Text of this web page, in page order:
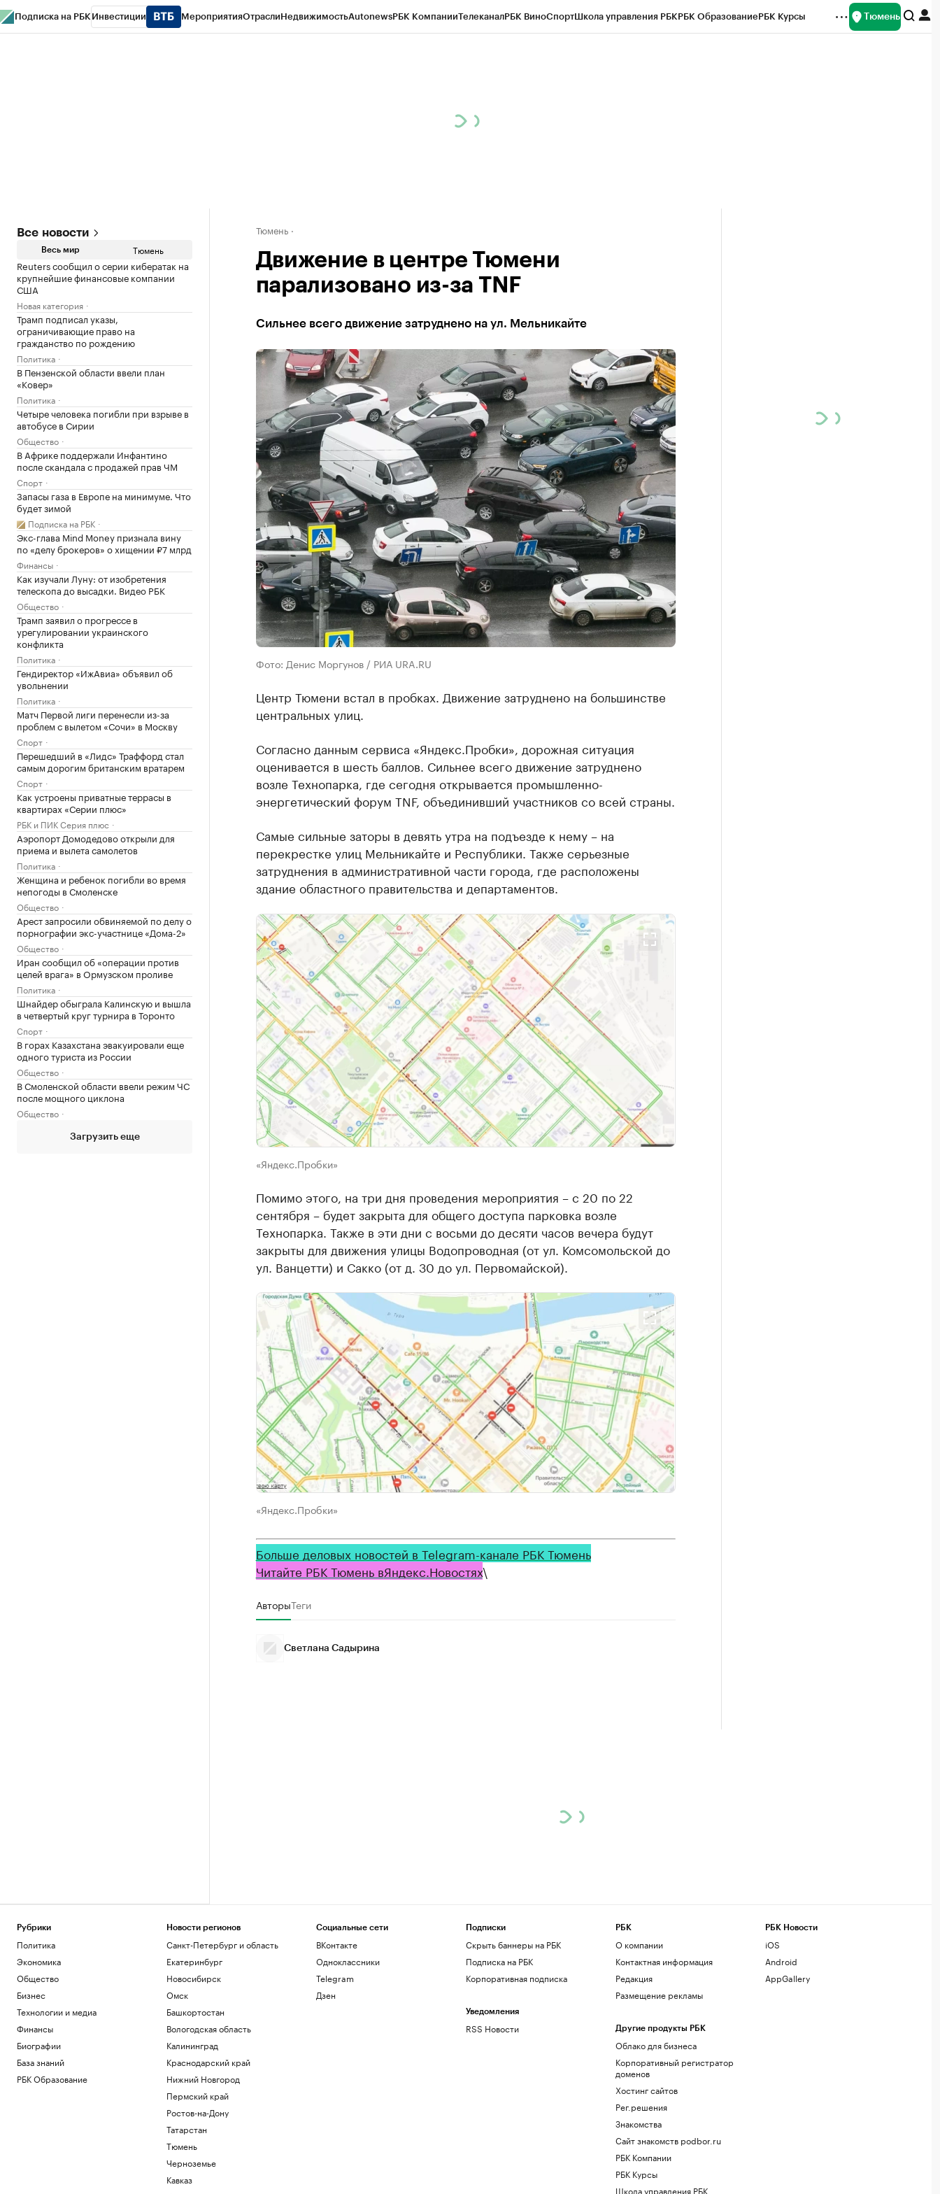
Подписка на РБК Инвестиции МероприятияОтраслиНедвижимостьAutonewsРБК КомпанииТелеканалРБК ВиноСпортШкола управления РБКРБК ОбразованиеРБК Курсы Тюмень
Все новости
Весь мир Тюмень
Reuters сообщил о серии кибератак на
крупнейшие финансовые компании
США
Новая категория
Трамп подписал указы,
ограничивающие право на
гражданство по рождению
Политика
В Пензенской области ввели план
«Ковер»
Политика
Четыре человека погибли при взрыве в
автобусе в Сирии
Общество
В Африке поддержали Инфантино
после скандала с продажей прав ЧМ
Спорт
Запасы газа в Европе на минимуме. Что
будет зимой
Подписка на РБК
Экс-глава Mind Money признала вину
по «делу брокеров» о хищении ₽7 млрд
Финансы
Как изучали Луну: от изобретения
телескопа до высадки. Видео РБК
Общество
Трамп заявил о прогрессе в
урегулировании украинского
конфликта
Политика
Гендиректор «ИжАвиа» объявил об
увольнении
Политика
Матч Первой лиги перенесли из-за
проблем с вылетом «Сочи» в Москву
Спорт
Перешедший в «Лидс» Траффорд стал
самым дорогим британским вратарем
Спорт
Как устроены приватные террасы в
квартирах «Серии плюс»
РБК и ПИК Серия плюс
Аэропорт Домодедово открыли для
приема и вылета самолетов
Политика
Женщина и ребенок погибли во время
непогоды в Смоленске
Общество
Арест запросили обвиняемой по делу о
порнографии экс-участнице «Дома-2»
Общество
Иран сообщил об «операции против
целей врага» в Ормузском проливе
Политика
Шнайдер обыграла Калинскую и вышла
в четвертый круг турнира в Торонто
Спорт
В горах Казахстана эвакуировали еще
одного туриста из России
Общество
В Смоленской области ввели режим ЧС
после мощного циклона
Общество
Загрузить еще
Тюмень
Движение в центре Тюмени
парализовано из-за TNF
Сильнее всего движение затруднено на ул. Мельникайте
Фото: Денис Моргунов / РИА URA.RU
Центр Тюмени встал в пробках. Движение затруднено на большинстве
центральных улиц.
Согласно данным сервиса «Яндекс.Пробки», дорожная ситуация
оценивается в шесть баллов. Сильнее всего движение затруднено
возле Технопарка, где сегодня открывается промышленно-
энергетический форум TNF, объединивший участников со всей страны.
Самые сильные заторы в девять утра на подъезде к нему – на
перекрестке улиц Мельникайте и Республики. Также серьезные
затруднения в административной части города, где расположены
здание областного правительства и департаментов.
«Яндекс.Пробки»
Помимо этого, на три дня проведения мероприятия – с 20 по 22
сентября – будет закрыта для общего доступа парковка возле
Технопарка. Также в эти дни с восьми до десяти часов вечера будут
закрыты для движения улицы Водопроводная (от ул. Комсомольской до
ул. Ванцетти) и Сакко (от д. 30 до ул. Первомайской).
«Яндекс.Пробки»
Больше деловых новостей в Telegram-канале РБК Тюмень
Читайте РБК Тюмень вЯндекс .Новостях\
АвторыТеги
Светлана Садырина
Рубрики
Политика
Экономика
Общество
Бизнес
Технологии и медиа
Финансы
Биографии
База знаний
РБК Образование
Новости регионов
Санкт-Петербург и область
Екатеринбург
Новосибирск
Омск
Башкортостан
Вологодская область
Калининград
Краснодарский край
Нижний Новгород
Пермский край
Ростов-на-Дону
Татарстан
Тюмень
Черноземье
Кавказ
Социальные сети
ВКонтакте
Одноклассники
Telegram
Дзен
Подписки
Скрыть баннеры на РБК
Подписка на РБК
Корпоративная подписка
Уведомления
RSS Новости
РБК
О компании
Контактная информация
Редакция
Размещение рекламы
Другие продукты РБК
Облако для бизнеса
Корпоративный регистратор
доменов
Хостинг сайтов
Рег.решения
Знакомства
Сайт знакомств podbor.ru
РБК Компании
РБК Курсы
Школа управления РБК
РБК Новости
iOS
Android
AppGallery